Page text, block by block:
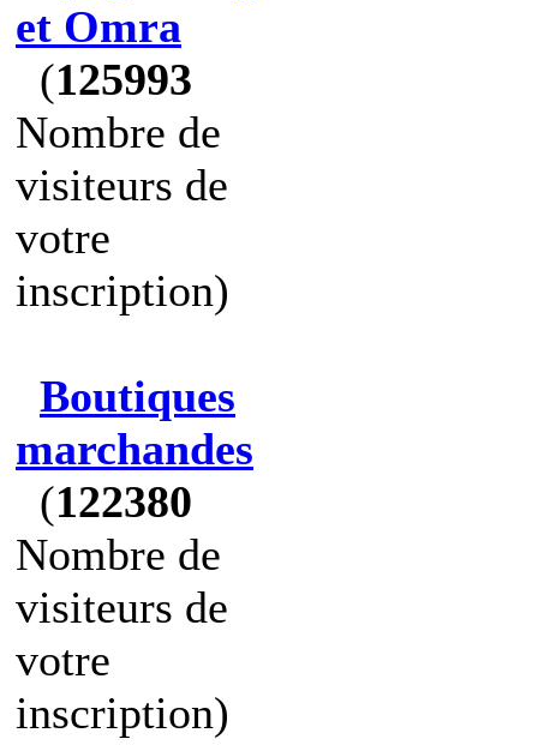
et Omra
(125993
Nombre de
visiteurs de
votre
inscription)
Boutiques
marchandes
(122380
Nombre de
visiteurs de
votre
inscription)